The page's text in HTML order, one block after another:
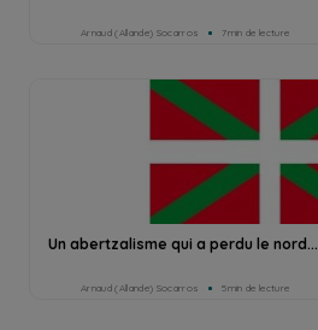
Arnaud (Allande) Socarros 7min de lecture
Un abertzalisme qui a perdu le nord...
Arnaud (Allande) Socarros 5min de lecture